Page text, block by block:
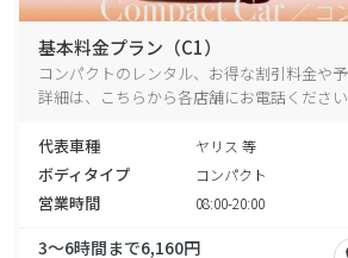
基本料金プラン（C1）
コンパクトのレンタル、お得な割引料金や
詳細は、こちらから各店舗にお電話ください
代表車種 ヤリス 等
ボディタイプ コンパクト
営業時間 08:00-20:00
3～6時間まで6,160円